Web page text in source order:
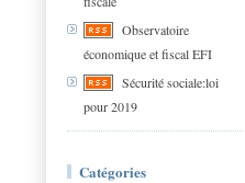
Observatoire
économique et fiscal EFI
Sécurité sociale:loi
pour 2019
Catégories